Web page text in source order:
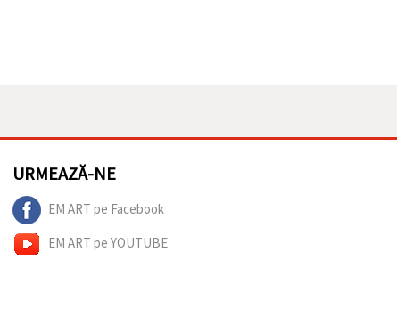
URMEAZĂ-NE
EM ART pe Facebook
EM ART pe YOUTUBE